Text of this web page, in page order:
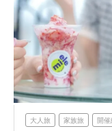
大人旅 家族旅 開催